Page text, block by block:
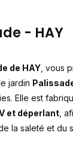
- HAY
de HAY , vous
jardin
Elle est
et déperlant ,
la saleté et du